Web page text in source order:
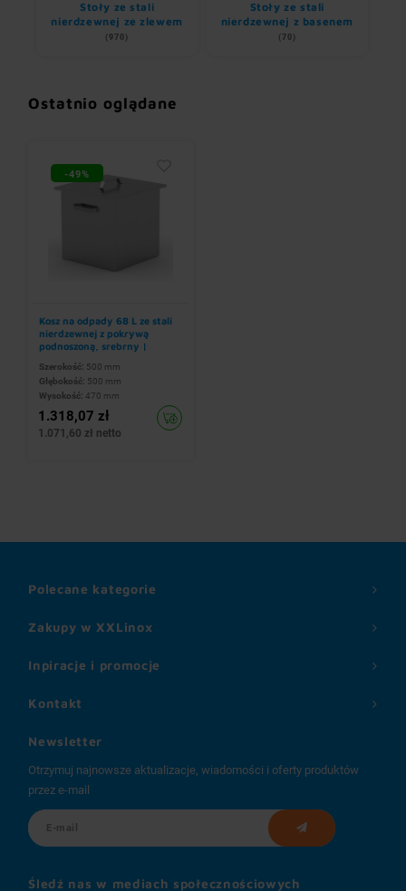
Stoły ze stali
nierdzewnej ze zlewem
(970)
Stoły ze stali
nierdzewnej z basenem
(70)
Ostatnio oglądane
-49%
Kosz na odpady 68 L ze stali
nierdzewnej z pokrywą
podnoszoną, srebrny |
Szerokość: 500 mm
Głębokość: 500 mm
Wysokość: 470 mm
1.318,07 zł
1.071,60 zł netto
Zakupy w XXLinox
Inpiracje i promocje
Polecane kategorie
Kontakt
Newsletter
Otrzymuj najnowsze aktualizacje, wiadomości i oferty produktów
przez e-mail
Śledź nas w mediach społecznościowych